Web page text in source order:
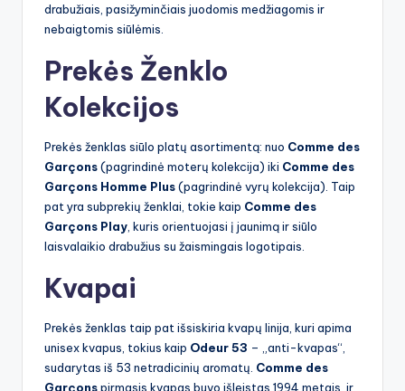
drabužiais, pasižyminčiais juodomis medžiagomis ir
nebaigtomis siūlėmis.
Prekės Ženklo
Kolekcijos
Prekės ženklas siūlo platų asortimentą: nuo Comme des
Garçons(pagrindinė moterų kolekcija) iki Comme des
Garçons Homme Plus(pagrindinė vyrų kolekcija). Taip
pat yra subprekių ženklai, tokie kaip Comme des
Garçons Play , kuris orientuojasi į jaunimą ir siūlo
laisvalaikio drabužius su žaismingais logotipais.
Kvapai
Prekės ženklas taip pat išsiskiria kvapų linija, kuri apima
unisex kvapus, tokius kaip Odeur 53 – „anti-kvapas“,
sudarytas iš 53 netradicinių aromatų. Comme des
Garçonspirmasis kvapas buvo išleistas 1994 metais, ir